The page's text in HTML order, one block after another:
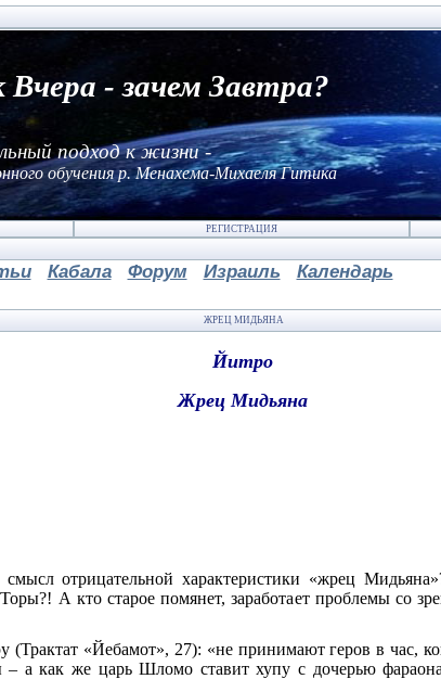
Вчера - зачем Завтра?
подход к жизни -
обучения р. Менахема-Михаеля Гитика
РЕГИСТРАЦИЯ
Кабала Форум Израиль Календарь
ЖРЕЦ МИДЬЯНА
Йитро
Жрец Мидьяна
отрицательной характеристики «жрец
А кто старое помянет, заработает проблемы со
(Трактат «Йебамот», 27): «не принимают геров в час,
а как же царь Шломо ставит хупу с дочерью